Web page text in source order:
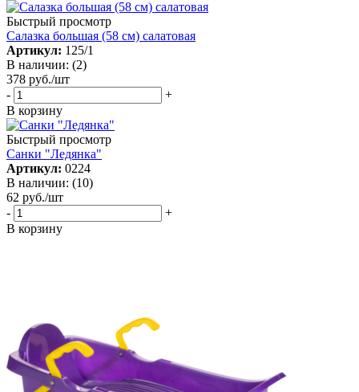
Быстрый просмотр
Салазка большая (58 см) салатовая
Артикул: 125/1
В наличии: (2)
378 руб./шт
-
+
В корзину
Быстрый просмотр
Санки "Ледянка"
Артикул: 0224
В наличии: (10)
62 руб./шт
-
+
В корзину